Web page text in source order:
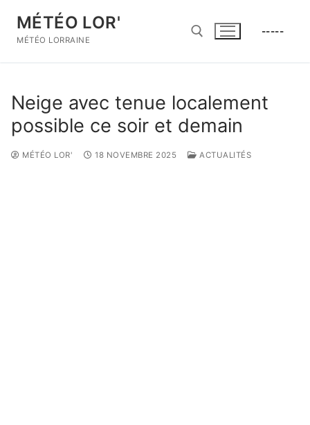
contenu
MÉTÉO LOR'
MÉTÉO LORRAINE
-----
Neige avec tenue localement
possible ce soir et demain
MÉTÉO LOR' 18 NOVEMBRE 2025 ACTUALITÉS